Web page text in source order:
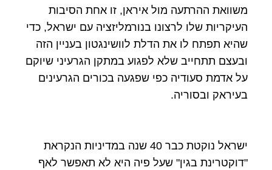
משוואת ההרתעה מול איראן, זו אחת הסיבות
העיקריות שלו לרצונו בנורמליזציה עם ישראל, כדי
שהיא תפתח לו את הדלת לוושינגטון בעניין הזה
ובעצם תתחייב שלא לפגוע במתקן הגרעיני שיוקם
על אדמת סעודיה כפי שפגעה בכורים הגרעינים
בעיראק ובסוריה.
ישראל נוקטת כבר 40 שנה במדיניות הנקראת
"דוקטרינת בגין" שעל פיה היא לא תאפשר לאף